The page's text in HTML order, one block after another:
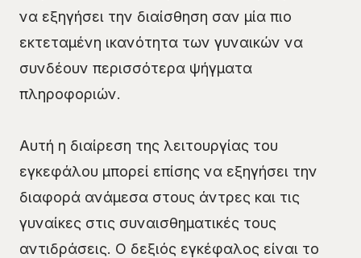
να εξηγήσει την διαίσθηση σαν μία πιο
εκτεταμένη ικανότητα των γυναικών να
συνδέουν περισσότερα ψήγματα
πληροφοριών.
Αυτή η διαίρεση της λειτουργίας του
εγκεφάλου μπορεί επίσης να εξηγήσει την
διαφορά ανάμεσα στους άντρες και τις
γυναίκες στις συναισθηματικές τους
αντιδράσεις. Ο δεξιός εγκέφαλος είναι το